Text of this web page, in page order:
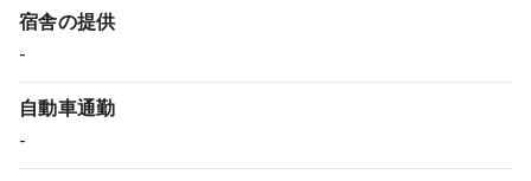
宿舎の提供
-
自動車通勤
-